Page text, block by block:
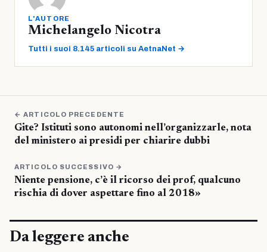
L'AUTORE
Michelangelo Nicotra
Tutti i suoi 8.145 articoli su AetnaNet →
← ARTICOLO PRECEDENTE
Gite? Istituti sono autonomi nell’organizzarle, nota
del ministero ai presidi per chiarire dubbi
ARTICOLO SUCCESSIVO →
Niente pensione, c’è il ricorso dei prof, qualcuno
rischia di dover aspettare fino al 2018»
Da leggere anche